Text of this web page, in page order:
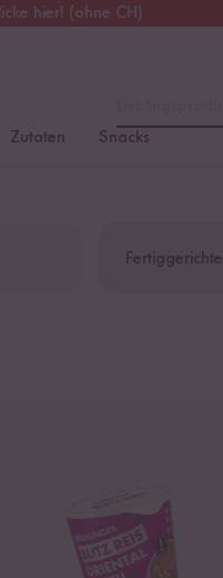
hier! (ohne CH)
Versand
Zutaten Snacks
Fertiggerichte